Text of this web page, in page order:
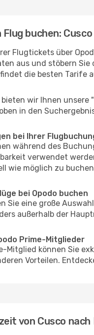
Flug buchen:
Flugtickets über
aus und stöbern
die besten Tarife
bieten wir Ihnen
in den
bei Ihrer
während des
verwendet
wie möglich zu
bei Opodo buchen
Sie eine große
außerhalb der
Prime-Mitglieder
Mitglied können Sie
Vorteilen.
von Cusco nach